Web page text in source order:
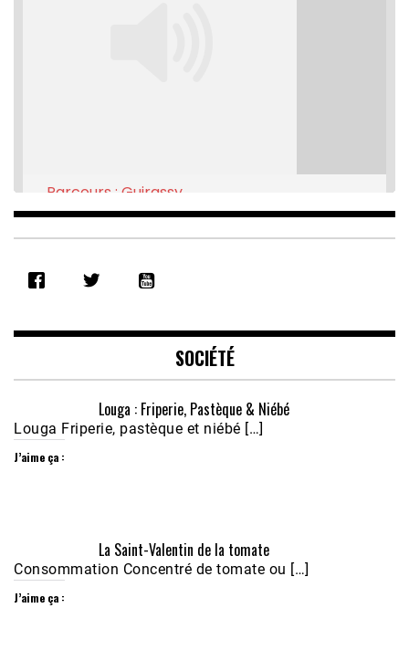
RSS FEED
EMBED
Parcours : Guirassy
Feb 16, 2021 • 28:08
Nobana (Podologue)
Feb 24, 2021 • 28mn
SOCIÉTÉ
Louga : Friperie, Pastèque & Niébé
Louga Friperie, pastèque et niébé […]
J’aime ça :
La Saint-Valentin de la tomate
Consommation Concentré de tomate ou […]
J’aime ça :